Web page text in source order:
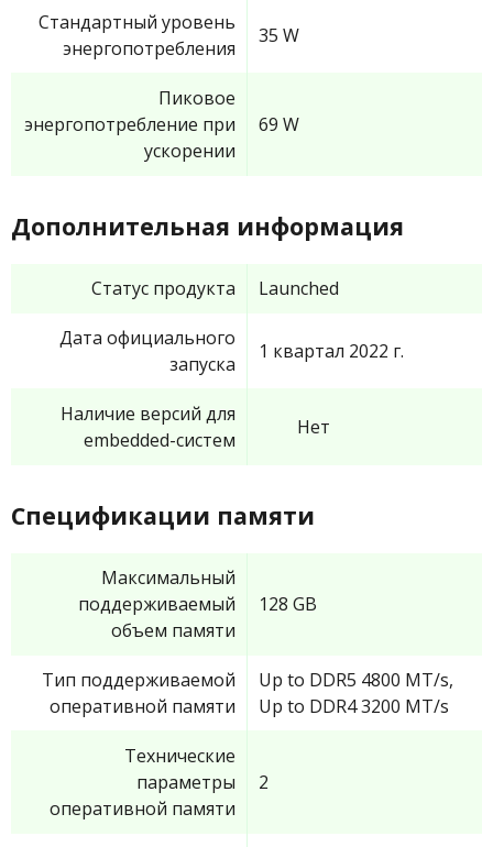
Стандартный уровень
энергопотребления
35 W
Пиковое
энергопотребление при
ускорении
69 W
Дополнительная информация
Статус продукта Launched
Дата официального
запуска
1 квартал 2022 г.
Наличие версий для
embedded-систем
Нет
Спецификации памяти
Максимальный
поддерживаемый
объем памяти
128 GB
Тип поддерживаемой
оперативной памяти
Up to DDR5 4800 MT/s,
Up to DDR4 3200 MT/s
Технические
параметры
оперативной памяти
2